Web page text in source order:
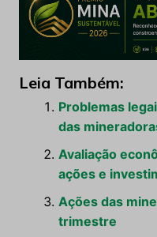
Leia Também:
Problemas
das
Avaliação
ações e
Ações das
trimestre